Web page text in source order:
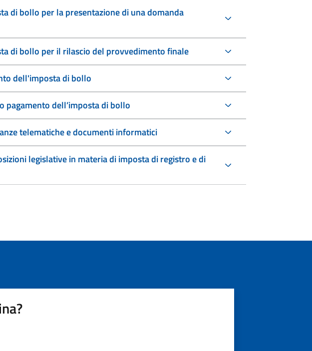
di bollo per la presentazione di una domanda
di bollo per il rilascio del provvedimento finale
dell'imposta di bollo
pagamento dell’imposta di bollo
telematiche e documenti informatici
legislative in materia di imposta di registro e di